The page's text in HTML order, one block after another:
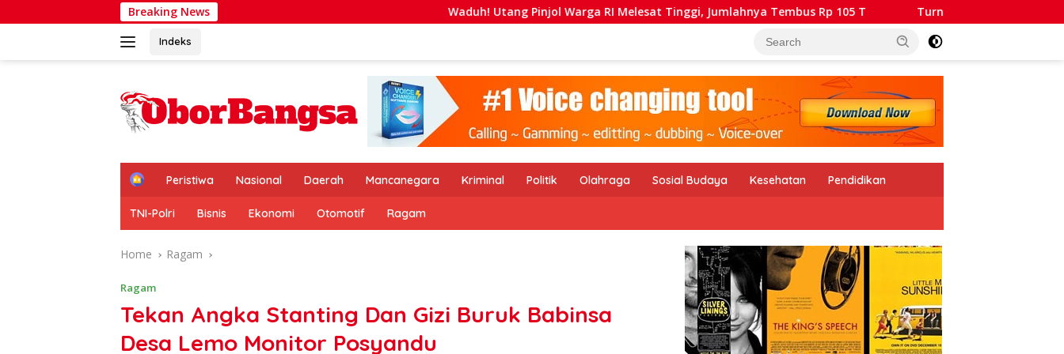
to
Breaking News Waduh! Utang Pinjol Warga RI Melesat Tinggi, Jumlahnya Tembus Rp 105 T Turnamen Golf Terbuka Piala Walikota
Indeks
H
m
e
Peristiwa Nasional Daerah Mancanegara Kriminal Politik Olahraga Sosial Budaya Kesehatan Pendidikan
TNI-Polri Bisnis Ekonomi Otomotif Ragam
Home Ragam
Ragam
Tekan Angka Stanting Dan Gizi Buruk Babinsa
Desa Lemo Monitor Posyandu